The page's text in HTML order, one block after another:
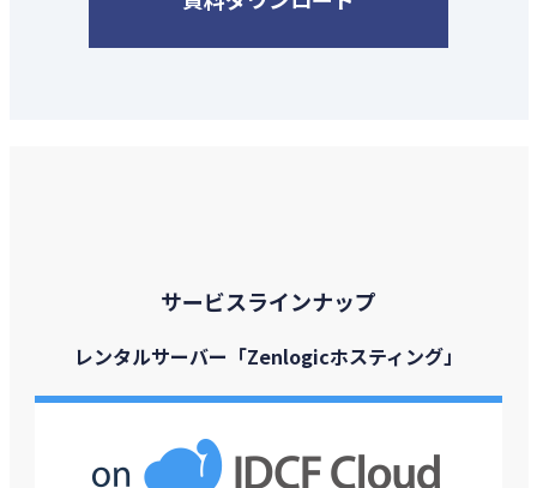
サービスラインナップ
レンタルサーバー「Zenlogicホスティング」